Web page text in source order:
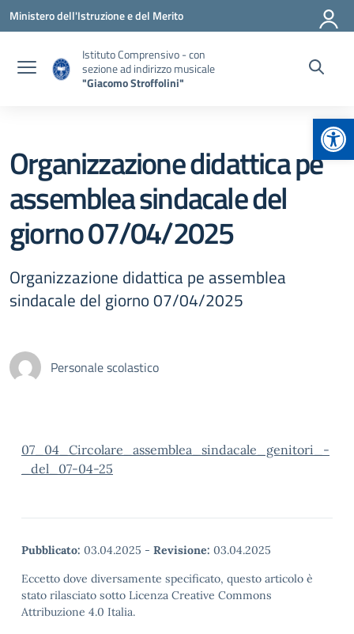
Vai ai contenuti
Vai al menu di navigazione
Vai al footer
Ministero dell'Istruzione e del Merito
Istituto Comprensivo - con
sezione ad indirizzo musicale
"Giacomo Stroffolini"
Organizzazione didattica pe
assemblea sindacale del
giorno 07/04/2025
Organizzazione didattica pe assemblea
sindacale del giorno 07/04/2025
Personale scolastico
07_04_Circolare_assemblea_sindacale_genitori_-
_del_07-04-25
Pubblicato: 03.04.2025 - Revisione: 03.04.2025
Eccetto dove diversamente specificato, questo articolo è
stato rilasciato sotto Licenza Creative Commons
Attribuzione 4.0 Italia.